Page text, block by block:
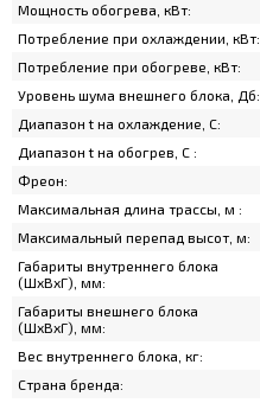
Мощность обогрева, кВт:
Потребление при охлаждении, кВт:
Потребление при обогреве, кВт:
Уровень шума внешнего блока, Дб:
Диапазон t на охлаждение, C:
Диапазон t на обогрев, C :
Фреон:
Максимальная длина трассы, м :
Максимальный перепад высот, м:
Габариты внутреннего блока
(ШхВхГ), мм:
Габариты внешнего блока
(ШхВхГ), мм:
Вес внутреннего блока, кг:
Страна бренда: